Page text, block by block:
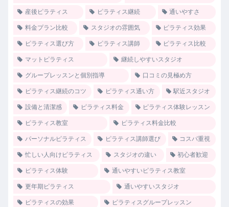
産後ピラティス ピラティス継続 通いやすさ
料金プラン比較 スタジオの雰囲気 ピラティス効果
ピラティス選び方 ピラティス講師 ピラティス比較
マットピラティス 継続しやすいスタジオ
グループレッスンと個別指導 口コミの見極め方
ピラティス継続のコツ ピラティス通い方 駅近スタジオ
設備と清潔感 ピラティス料金 ピラティス体験レッスン
ピラティス教室 ピラティス料金比較
パーソナルピラティス ピラティス講師選び コスパ重視
忙しい人向けピラティス スタジオの違い 初心者歓迎
ピラティス体験 通いやすいピラティス教室
更年期ピラティス 通いやすいスタジオ
ピラティスの効果 ピラティスグループレッスン